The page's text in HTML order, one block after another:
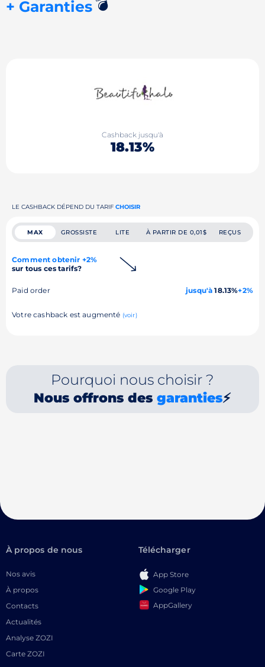
+ Garanties💣
Cashback jusqu'à
18.13%
LE CASHBACK DÉPEND DU TARIF CHOISIR
MAX GROSSISTE LITE À PARTIR DE 0,01$ REÇUS
Comment obtenir +2%
sur tous ces tarifs?
Paid order jusqu'à 18.13%+2%
Votre cashback est augmenté (voir)
Pourquoi nous choisir ?
Nous offrons desgaranties⚡
À propos de nous
Nos avis
À propos
Contacts
Actualités
Analyse ZOZI
Carte ZOZI
Télécharger
App Store
Google Play
AppGallery